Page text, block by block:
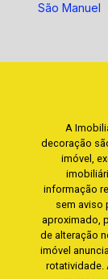
São Manuel
A
decoração
imóvel,
informação
sem aviso
aproximado,
de alteração
imóvel
rotatividade.